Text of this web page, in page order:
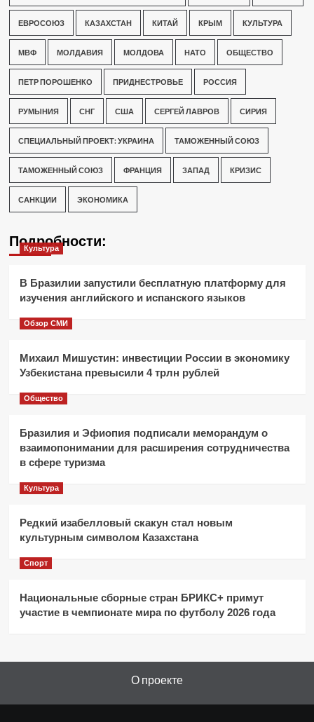
ЕВРОСОЮЗ КАЗАХСТАН КИТАЙ КРЫМ КУЛЬТУРА
МВФ МОЛДАВИЯ МОЛДОВА НАТО ОБЩЕСТВО
ПЕТР ПОРОШЕНКО ПРИДНЕСТРОВЬЕ РОССИЯ
РУМЫНИЯ СНГ США СЕРГЕЙ ЛАВРОВ СИРИЯ
СПЕЦИАЛЬНЫЙ ПРОЕКТ: УКРАИНА ТАМОЖЕННЫЙ СОЮЗ
ТАМОЖЕННЫЙ СОЮЗ ФРАНЦИЯ ЗАПАД КРИЗИС
САНКЦИИ ЭКОНОМИКА
Подробности:
Культура
В Бразилии запустили бесплатную платформу для
изучения английского и испанского языков
Обзор СМИ
Михаил Мишустин: инвестиции России в экономику
Узбекистана превысили 4 трлн рублей
Общество
Бразилия и Эфиопия подписали меморандум о
взаимопонимании для расширения сотрудничества
в сфере туризма
Культура
Редкий изабелловый скакун стал новым
культурным символом Казахстана
Спорт
Национальные сборные стран БРИКС+ примут
участие в чемпионате мира по футболу 2026 года
О проекте